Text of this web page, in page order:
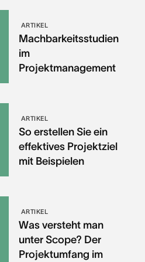
ARTIKEL
Machbarkeitsstudien
im
Projektmanagement
ARTIKEL
So erstellen Sie ein
effektives Projektziel
mit Beispielen
ARTIKEL
Was versteht man
unter Scope? Der
Projektumfang im